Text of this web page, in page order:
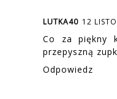
LUTKA40 12
Co za piękny
przepyszną
Odpowiedz